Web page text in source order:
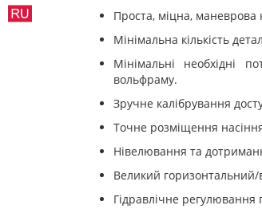
Проста, міцна, маневрова
Мінімальна кількість
Мінімальні необхідні
вольфраму.
Зручне калібрування
Точне розміщення
Нівелювання та
Великий горизонтальний/
Гідравлічне регулювання